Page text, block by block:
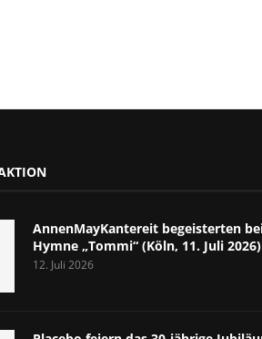
AnnenMayKantereit begeisterten
Hymne „Tommi“ (Köln, 11. Juli 2026)
12. Juli 2026